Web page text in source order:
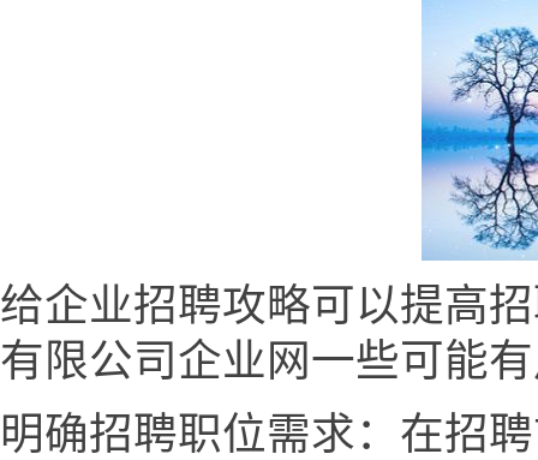
给企业招聘攻略可以提高
有限公司企业网一些可能
明确招聘职位需求：在招